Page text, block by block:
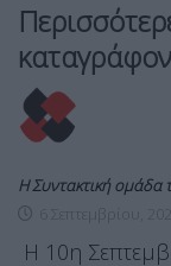
Η Συντακτική ομάδα
Η 10η